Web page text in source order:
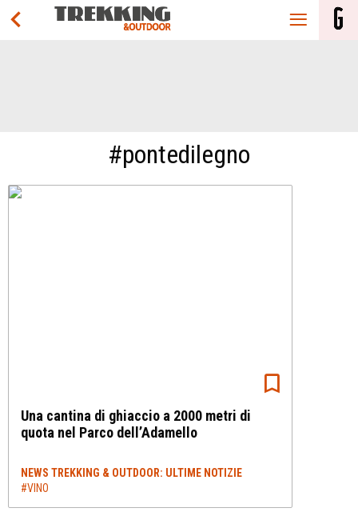
#pontedilegno
Una cantina di ghiaccio a 2000 metri di
quota nel Parco dell’Adamello
NEWS TREKKING & OUTDOOR: ULTIME NOTIZIE
#VINO